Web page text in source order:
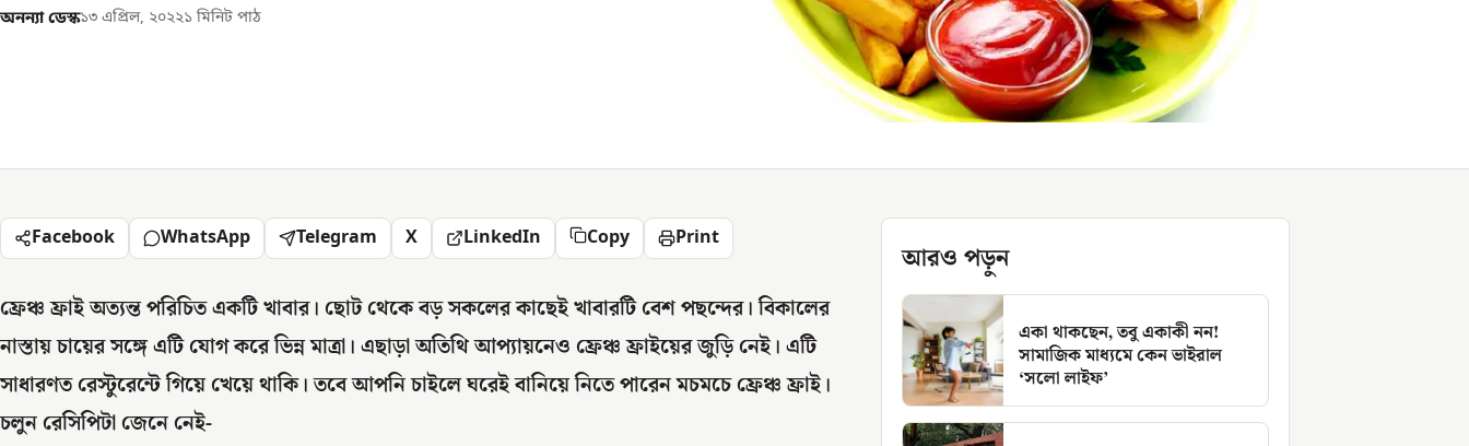
অনন্যা ডেস্ক১৩ এপ্রিল, ২০২২১ মিনিট পাঠ
Facebook WhatsApp Telegram X LinkedIn Copy Print
ফ্রেঞ্চ ফ্রাই অত্যন্ত পরিচিত একটি খাবার। ছোট থেকে বড় সকলের কাছেই খাবারটি বেশ পছন্দের। বিকালের
নাস্তায় চায়ের সঙ্গে এটি যোগ করে ভিন্ন মাত্রা। এছাড়া অতিথি আপ্যায়নেও ফ্রেঞ্চ ফ্রাইয়ের জুড়ি নেই। এটি
সাধারণত রেস্টুরেন্টে গিয়ে খেয়ে থাকি। তবে আপনি চাইলে ঘরেই বানিয়ে নিতে পারেন মচমচে ফ্রেঞ্চ ফ্রাই।
চলুন রেসিপিটা জেনে নেই-
আরও পড়ুন
একা থাকছেন, তবু একাকী নন!
সামাজিক মাধ্যমে কেন ভাইরাল
‘সলো লাইফ’